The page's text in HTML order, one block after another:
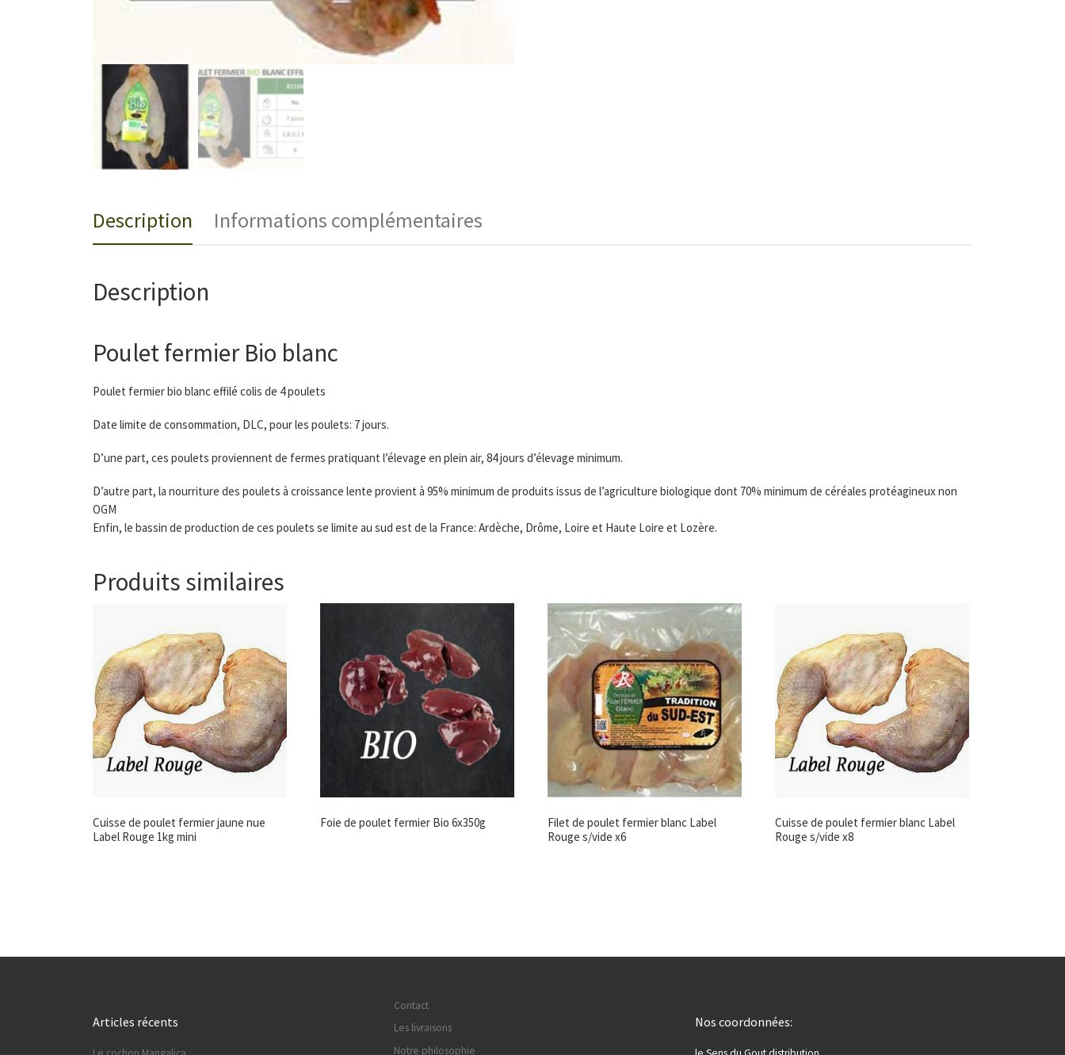
Description Informations complémentaires
Description
Poulet fermier Bio blanc
Poulet fermier bio blanc effilé colis de 4 poulets
Date limite de consommation, DLC, pour les poulets: 7 jours.
D’une part, ces poulets proviennent de fermes pratiquant l’élevage en plein air, 84 jours d’élevage minimum.
D’autre part, la nourriture des poulets à croissance lente provient à 95% minimum de produits issus de l’agriculture biologique dont 70% minimum de céréales protéagineux non
OGM
Enfin, le bassin de production de ces poulets se limite au sud est de la France: Ardèche, Drôme, Loire et Haute Loire et Lozère.
Produits similaires
Cuisse de poulet fermier jaune nue
Label Rouge 1kg mini
Foie de poulet fermier Bio 6x350g
Filet de poulet fermier blanc Label
Rouge s/vide x6
Cuisse de poulet fermier blanc Label
Rouge s/vide x8
Articles récents
Contact
Les livraisons
Notre philosophie
Nos coordonnées: